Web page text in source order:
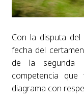
Con la disputa
fecha del
de la segunda
competencia
diagrama con